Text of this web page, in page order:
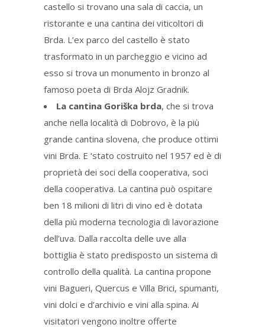
castello si trovano una sala di caccia, un
ristorante e una cantina dei viticoltori di
Brda. L’ex parco del castello è stato
trasformato in un parcheggio e vicino ad
esso si trova un monumento in bronzo al
famoso poeta di Brda Alojz Gradnik.
La cantina Goriška brda, che si trova
anche nella località di Dobrovo, è la più
grande cantina slovena, che produce ottimi
vini Brda. E ‘stato costruito nel 1957 ed è di
proprietà dei soci della cooperativa, soci
della cooperativa. La cantina può ospitare
ben 18 milioni di litri di vino ed è dotata
della più moderna tecnologia di lavorazione
dell’uva. Dalla raccolta delle uve alla
bottiglia è stato predisposto un sistema di
controllo della qualità. La cantina propone
vini Bagueri, Quercus e Villa Brici, spumanti,
vini dolci e d’archivio e vini alla spina. Ai
visitatori vengono inoltre offerte